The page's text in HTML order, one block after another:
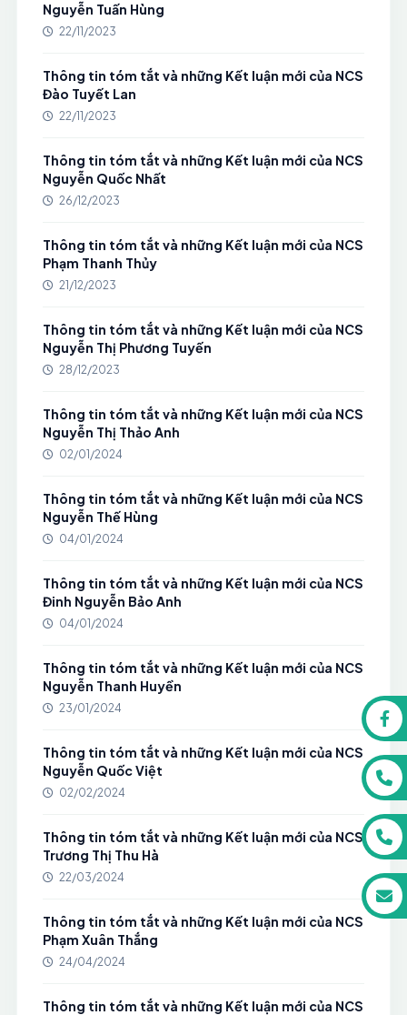
Nguyễn Tuấn Hùng
22/11/2023
Thông tin tóm tắt và những Kết luận mới của NCS
Đào Tuyết Lan
22/11/2023
Thông tin tóm tắt và những Kết luận mới của NCS
Nguyễn Quốc Nhất
26/12/2023
Thông tin tóm tắt và những Kết luận mới của NCS
Phạm Thanh Thủy
21/12/2023
Thông tin tóm tắt và những Kết luận mới của NCS
Nguyễn Thị Phương Tuyến
28/12/2023
Thông tin tóm tắt và những Kết luận mới của NCS
Nguyễn Thị Thảo Anh
02/01/2024
Thông tin tóm tắt và những Kết luận mới của NCS
Nguyễn Thế Hùng
04/01/2024
Thông tin tóm tắt và những Kết luận mới của NCS
Đinh Nguyễn Bảo Anh
04/01/2024
Thông tin tóm tắt và những Kết luận mới của NCS
Nguyễn Thanh Huyền
23/01/2024
Thông tin tóm tắt và những Kết luận mới của NCS
Nguyễn Quốc Việt
02/02/2024
Thông tin tóm tắt và những Kết luận mới của NCS
Trương Thị Thu Hà
22/03/2024
Thông tin tóm tắt và những Kết luận mới của NCS
Phạm Xuân Thắng
24/04/2024
Thông tin tóm tắt và những Kết luận mới của NCS